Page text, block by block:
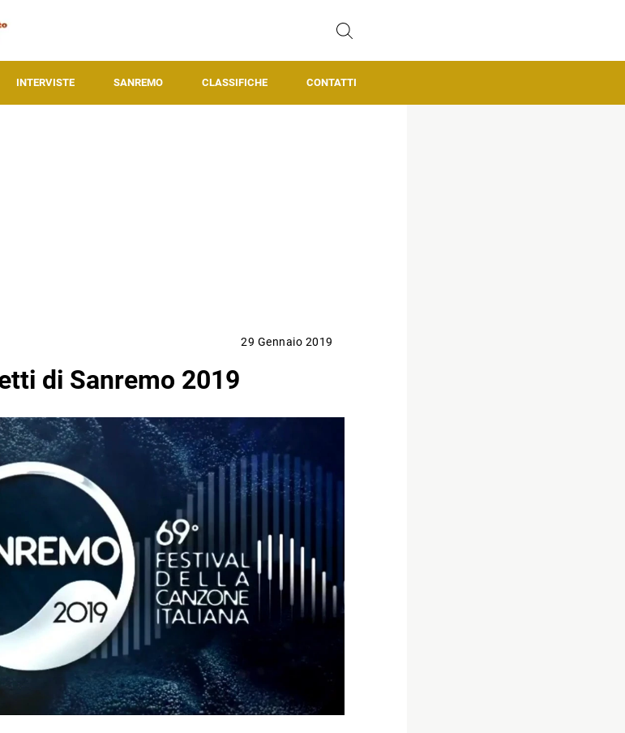
INTERVISTE SANREMO CLASSIFICHE CONTATTI
29 Gennaio 2019
di Sanremo 2019